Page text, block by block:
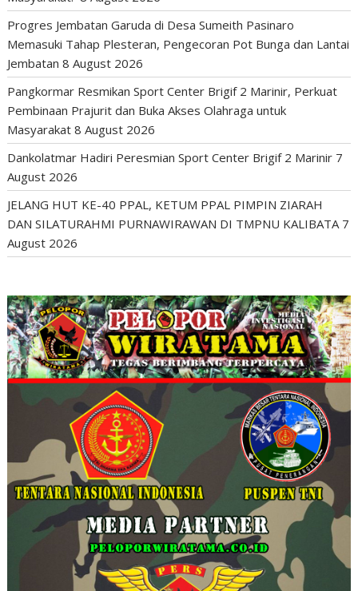
Progres Jembatan Garuda di Desa Sumeith Pasinaro
Memasuki Tahap Plesteran, Pengecoran Pot Bunga dan Lantai
Jembatan 8 August 2026
Pangkormar Resmikan Sport Center Brigif 2 Marinir, Perkuat
Pembinaan Prajurit dan Buka Akses Olahraga untuk
Masyarakat 8 August 2026
Dankolatmar Hadiri Peresmian Sport Center Brigif 2 Marinir 7
August 2026
JELANG HUT KE-40 PPAL, KETUM PPAL PIMPIN ZIARAH
DAN SILATURAHMI PURNAWIRAWAN DI TMPNU KALIBATA 7
August 2026